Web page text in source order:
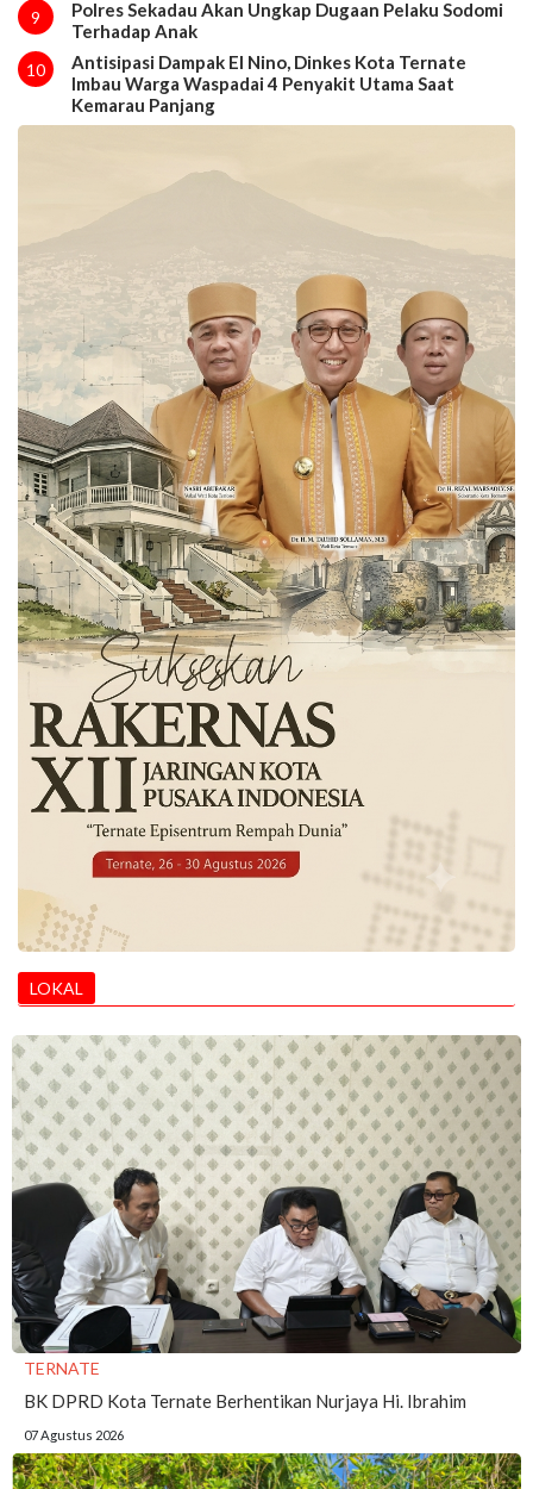
9
Polres Sekadau Akan Ungkap Dugaan Pelaku Sodomi
Terhadap Anak
10
Antisipasi Dampak El Nino, Dinkes Kota Ternate
Imbau Warga Waspadai 4 Penyakit Utama Saat
Kemarau Panjang
LOKAL
TERNATE
BK DPRD Kota Ternate Berhentikan Nurjaya Hi. Ibrahim
07 Agustus 2026